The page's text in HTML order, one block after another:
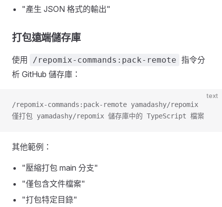
"產生 JSON 格式的輸出"
打包遠端儲存庫
使用 /repomix-commands:pack-remote 指令分
析 GitHub 儲存庫：
text
/repomix-commands:pack-remote yamadashy/repomix
僅打包 yamadashy/repomix 儲存庫中的 TypeScript 檔案
其他範例：
"壓縮打包 main 分支"
"僅包含文件檔案"
"打包特定目錄"